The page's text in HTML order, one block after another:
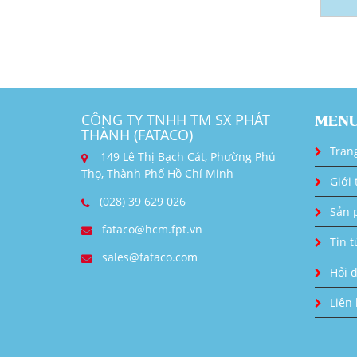
CÔNG TY TNHH TM SX PHÁT
THÀNH (FATACO)
149 Lê Thị Bạch Cát, Phường Phú
Thọ, Thành Phố Hồ Chí Minh
(028) 39 629 026
fataco@hcm.fpt.vn
sales@fataco.com
Giới
Sản
Tin
Hỏi
Liên